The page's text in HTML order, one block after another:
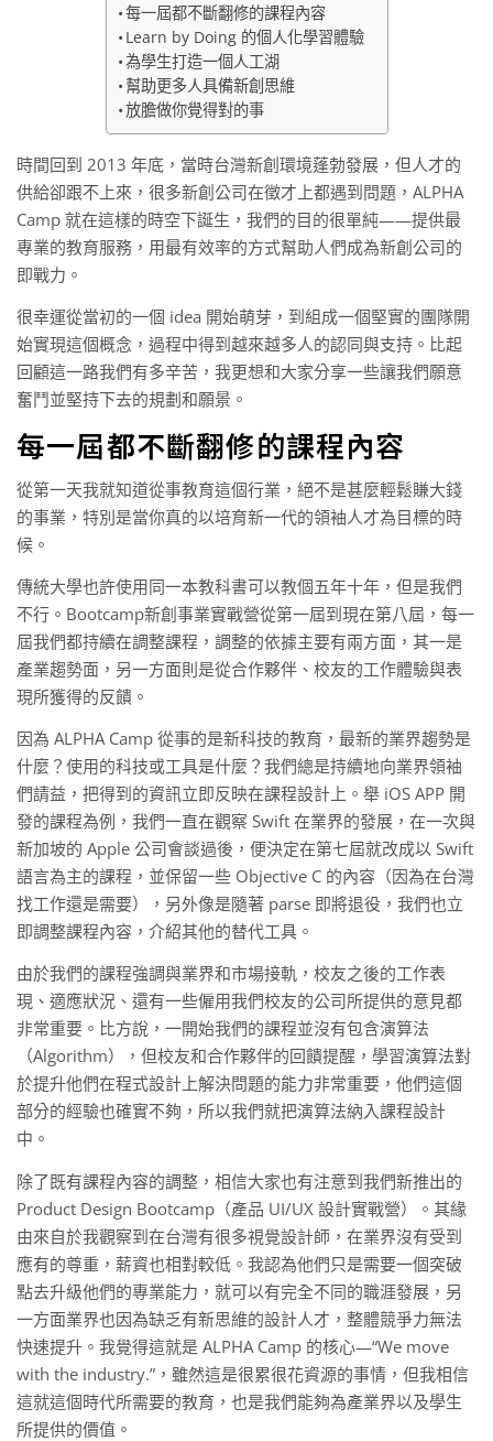
每一屆都不斷翻修的課程內容
Learn by Doing 的個人化學習體驗
為學生打造一個人工湖
幫助更多人具備新創思維
放膽做你覺得對的事
時間回到 2013 年底，當時台灣新創環境蓬勃發展，但人才的
供給卻跟不上來，很多新創公司在徵才上都遇到問題，ALPHA
Camp 就在這樣的時空下誕生，我們的目的很單純——提供最
專業的教育服務，用最有效率的方式幫助人們成為新創公司的
即戰力。
很幸運從當初的一個 idea 開始萌芽，到組成一個堅實的團隊開
始實現這個概念，過程中得到越來越多人的認同與支持。比起
回顧這一路我們有多辛苦，我更想和大家分享一些讓我們願意
奮鬥並堅持下去的規劃和願景。
每一屆都不斷翻修的課程內容
從第一天我就知道從事教育這個行業，絕不是甚麼輕鬆賺大錢
的事業，特別是當你真的以培育新一代的領袖人才為目標的時
候。
傳統大學也許使用同一本教科書可以教個五年十年，但是我們
不行。Bootcamp新創事業實戰營從第一屆到現在第八屆，每一
屆我們都持續在調整課程，調整的依據主要有兩方面，其一是
產業趨勢面，另一方面則是從合作夥伴、校友的工作體驗與表
現所獲得的反饋。
因為 ALPHA Camp 從事的是新科技的教育，最新的業界趨勢是
什麼？使用的科技或工具是什麼？我們總是持續地向業界領袖
們請益，把得到的資訊立即反映在課程設計上。舉 iOS APP 開
發的課程為例，我們一直在觀察 Swift 在業界的發展，在一次與
新加坡的 Apple 公司會談過後，便決定在第七屆就改成以 Swift
語言為主的課程，並保留一些 Objective C 的內容（因為在台灣
找工作還是需要），另外像是隨著 parse 即將退役，我們也立
即調整課程內容，介紹其他的替代工具。
由於我們的課程強調與業界和市場接軌，校友之後的工作表
現、適應狀況、還有一些僱用我們校友的公司所提供的意見都
非常重要。比方說，一開始我們的課程並沒有包含演算法
（Algorithm），但校友和合作夥伴的回饋提醒，學習演算法對
於提升他們在程式設計上解決問題的能力非常重要，他們這個
部分的經驗也確實不夠，所以我們就把演算法納入課程設計
中。
除了既有課程內容的調整，相信大家也有注意到我們新推出的
Product Design Bootcamp（產品 UI/UX 設計實戰營）。其緣
由來自於我觀察到在台灣有很多視覺設計師，在業界沒有受到
應有的尊重，薪資也相對較低。我認為他們只是需要一個突破
點去升級他們的專業能力，就可以有完全不同的職涯發展，另
一方面業界也因為缺乏有新思維的設計人才，整體競爭力無法
快速提升。我覺得這就是 ALPHA Camp 的核心—“We move
with the industry.”，雖然這是很累很花資源的事情，但我相信
這就這個時代所需要的教育，也是我們能夠為產業界以及學生
所提供的價值。